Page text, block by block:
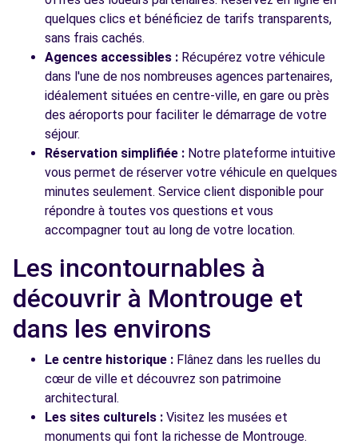
quelques clics et bénéficiez de tarifs transparents,
sans frais cachés.
Agences accessibles : Récupérez votre véhicule
dans l'une de nos nombreuses agences partenaires,
idéalement situées en centre-ville, en gare ou près
des aéroports pour faciliter le démarrage de votre
séjour.
Réservation simplifiée : Notre plateforme intuitive
vous permet de réserver votre véhicule en quelques
minutes seulement. Service client disponible pour
répondre à toutes vos questions et vous
accompagner tout au long de votre location.
Les incontournables à
découvrir à Montrouge et
dans les environs
Le centre historique : Flânez dans les ruelles du
cœur de ville et découvrez son patrimoine
architectural.
Les sites culturels : Visitez les musées et
monuments qui font la richesse de Montrouge.